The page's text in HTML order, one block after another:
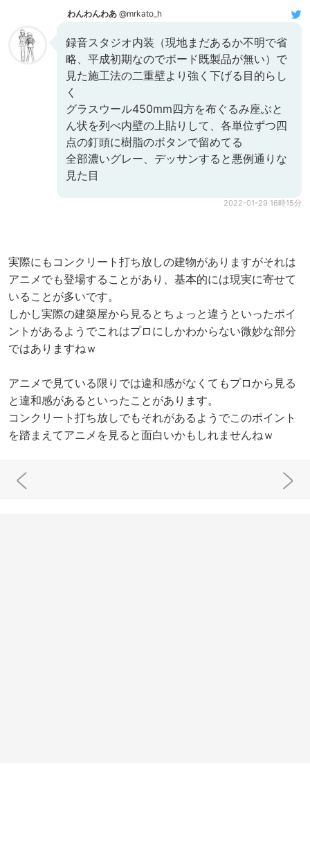
わんわんわあ @mrkato_h
録音スタジオ内装（現地まだあるか不明で省
略、平成初期なのでボード既製品が無い）で
見た施工法の二重壁より強く下げる目的らし
く
グラスウール450mm四方を布ぐるみ座ぶと
ん状を列べ内壁の上貼りして、各単位ずつ四
点の釘頭に樹脂のボタンで留めてる
全部濃いグレー、デッサンすると悪例通りな
見た目
2022-01-29 16時15分
実際にもコンクリート打ち放しの建物がありますがそれは
アニメでも登場することがあり、基本的には現実に寄せて
いることが多いです。
しかし実際の建築屋から見るとちょっと違うといったポイ
ントがあるようでこれはプロにしかわからない微妙な部分
ではありますねｗ
アニメで見ている限りでは違和感がなくてもプロから見る
と違和感があるといったことがあります。
コンクリート打ち放しでもそれがあるようでこのポイント
を踏まえてアニメを見ると面白いかもしれませんねｗ